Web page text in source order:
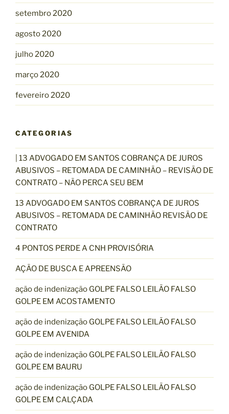
setembro 2020
agosto 2020
julho 2020
março 2020
fevereiro 2020
CATEGORIAS
| 13 ADVOGADO EM SANTOS COBRANÇA DE JUROS
ABUSIVOS – RETOMADA DE CAMINHÃO – REVISÃO DE
CONTRATO – NÃO PERCA SEU BEM
13 ADVOGADO EM SANTOS COBRANÇA DE JUROS
ABUSIVOS – RETOMADA DE CAMINHÃO REVISÃO DE
CONTRATO
4 PONTOS PERDE A CNH PROVISÓRIA
AÇÃO DE BUSCA E APREENSÃO
ação de indenização GOLPE FALSO LEILÃO FALSO
GOLPE EM ACOSTAMENTO
ação de indenização GOLPE FALSO LEILÃO FALSO
GOLPE EM AVENIDA
ação de indenização GOLPE FALSO LEILÃO FALSO
GOLPE EM BAURU
ação de indenização GOLPE FALSO LEILÃO FALSO
GOLPE EM CALÇADA